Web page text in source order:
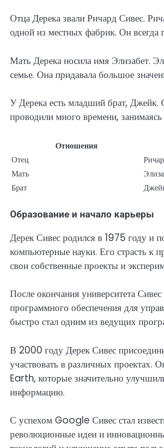
Отца Дерека звали Ричард Сивес.
одной из местных фабрик. Он всегда
Мать Дерека носила имя Элизабет.
семье. Она придавала большое
У Дерека есть младший брат, Джейк.
проводили много времени,
Отношения
Отец
Мать
Брат
Образование и начало карьеры
Дерек Сивес родился в 1975 году и
компьютерные науки. Его страсть к
свои собственные проекты и
После окончания университета
программного обеспечения для
быстро стал одним из ведущих
В 2000 году Дерек Сивес
участвовать в различных
Earth, которые значительно
информацию.
С успехом Google Сивес стал
революционные идеи и